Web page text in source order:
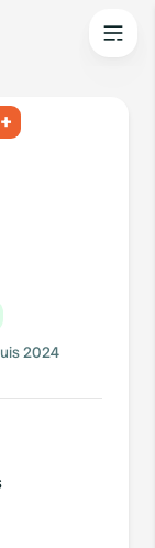
2024